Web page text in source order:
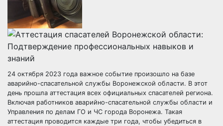
24 октября 2023 года важное событие произошло на базе
аварийно-спасательной службы Воронежской области. В этот
день прошла аттестация всех официальных спасателей региона.
Включая работников аварийно-спасательной службы области и
Управления по делам ГО и ЧС города Воронежа. Такая
аттестация проводится каждые три года, чтобы убедиться в